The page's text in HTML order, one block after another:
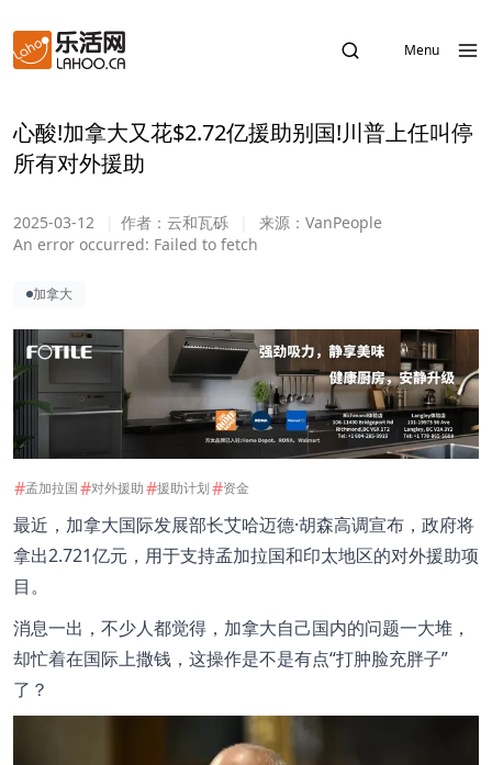
Menu
心酸!加拿大又花$2.72亿援助别国!川普上任叫停
所有对外援助
2025-03-12 作者： 云和瓦砾 来源： VanPeople
An error occurred: Failed to fetch
加拿大
#孟加拉国#对外援助#援助计划#资金
最近，加拿大国际发展部长艾哈迈德·胡森高调宣布，政府将
拿出2.721亿元，用于支持孟加拉国和印太地区的对外援助项
目。
消息一出，不少人都觉得，加拿大自己国内的问题一大堆，
却忙着在国际上撒钱，这操作是不是有点“打肿脸充胖子”
了？